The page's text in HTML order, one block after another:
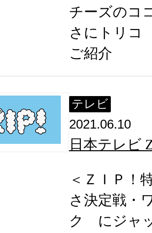
チーズのコ
さにトリコ
ご紹介
テレビ
2021.06.10
日本テレビ
＜ＺＩＰ！
さ決定戦・
ク にジャ